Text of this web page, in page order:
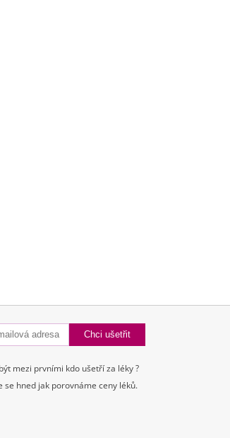
mezi prvními kdo ušetří za léky ?
se hned jak porovnáme ceny léků.